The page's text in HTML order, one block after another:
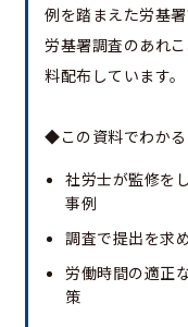
例を踏まえた労基
労基署調査のあれ
料配布しています。
◆この資料でわかる
社労士が監修を
事例
調査で提出を求
労働時間の適正
策